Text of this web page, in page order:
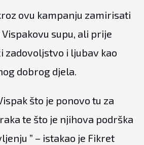
ovu kampanju zamirisati
supu, ali prije
zadovoljstvo i ljubav kao
dobrog djela.
što je ponovo tu za
te što je njihova podrška
” – istakao je Fikret